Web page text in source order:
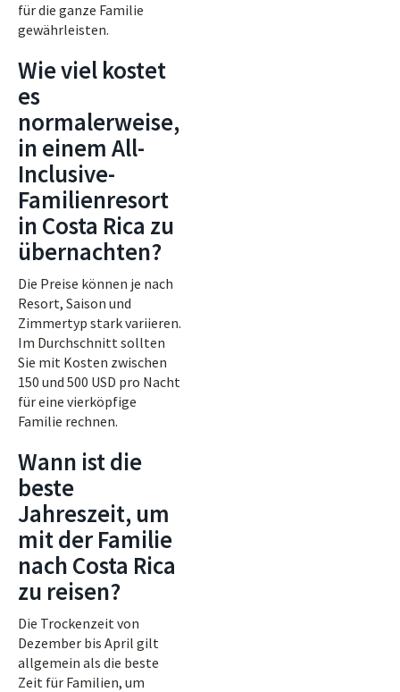
für die ganze Familie
gewährleisten.
Wie viel kostet
es
normalerweise,
in einem All-
Inclusive-
Familienresort
in Costa Rica zu
übernachten?
Die Preise können je nach
Resort, Saison und
Zimmertyp stark variieren.
Im Durchschnitt sollten
Sie mit Kosten zwischen
150 und 500 USD pro Nacht
für eine vierköpfige
Familie rechnen.
Wann ist die
beste
Jahreszeit, um
mit der Familie
nach Costa Rica
zu reisen?
Die Trockenzeit von
Dezember bis April gilt
allgemein als die beste
Zeit für Familien, um